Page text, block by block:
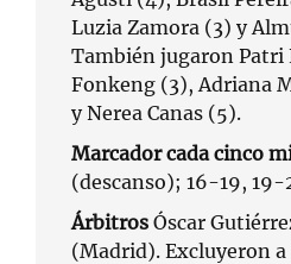
Luzia Zamora (3) y
También jugaron Patri
Fonkeng (3), Adriana
y Nerea Canas (5).
Marcador cada cinco
(descanso); 16-19,
Árbitros Óscar
(Madrid). Excluyeron a